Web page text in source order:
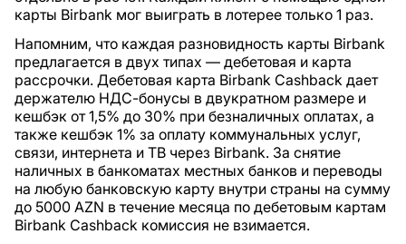
карты Birbank мог выиграть в лотерее только 1 раз.
Напомним, что каждая разновидность карты Birbank
предлагается в двух типах — дебетовая и карта
рассрочки. Дебетовая карта Birbank Cashback дает
держателю НДС-бонусы в двукратном размере и
кешбэк от 1,5% до 30% при безналичных оплатах, а
также кешбэк 1% за оплату коммунальных услуг,
связи, интернета и ТВ через Birbank. За снятие
наличных в банкоматах местных банков и переводы
на любую банковскую карту внутри страны на сумму
до 5000 AZN в течение месяца по дебетовым картам
Birbank Cashback комиссия не взимается.